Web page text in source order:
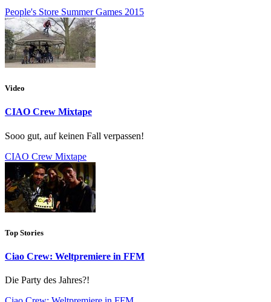
People's Store Summer Games 2015
Video
CIAO Crew Mixtape
Sooo gut, auf keinen Fall verpassen!
CIAO Crew Mixtape
Top Stories
Ciao Crew: Weltpremiere in FFM
Die Party des Jahres?!